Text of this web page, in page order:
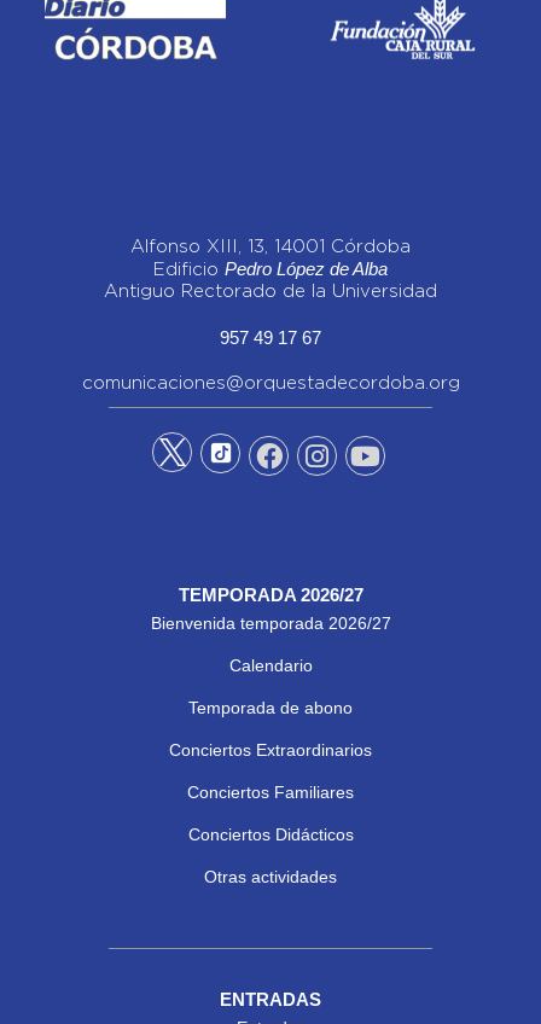
Alfonso XIII, 13, 14001 Córdoba
Edificio Pedro López de Alba
Antiguo Rectorado de la Universidad
957 49 17 67
comunicaciones@orquestadecordoba.org
TEMPORADA 2026/27
Bienvenida temporada 2026/27
Calendario
Temporada de abono
Conciertos Extraordinarios
Conciertos Familiares
Conciertos Didácticos
Otras actividades
ENTRADAS